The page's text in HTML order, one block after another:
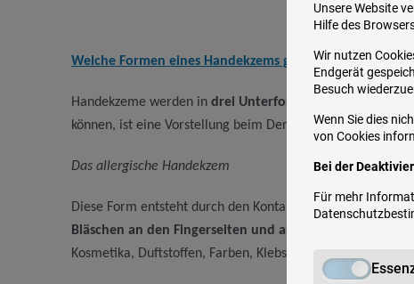
Welche Formen eines Handekzems gibt es?
Handekzeme werden in drei Unterformen eingeteilt
. Es
können, ist eine Vorstellung beim Dermatologen zur
Das allergische Handekzem
Diese Form entsteht durch den Kontakt mit
Bläschen an den Fingerseiten und auf den Handflächen
Kosmetika, Duftstoffen, Farben, Klebstoffen,
Unsere Website
Hilfe des
Wir nutzen
Endgerät
Besuch
Wenn Sie dies
von Cookies
Bei der
Für mehr